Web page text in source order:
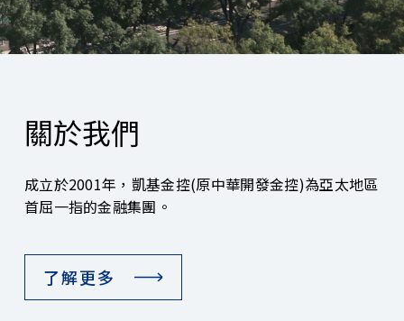
關於我們
成立於2001年，凱基金控(原中華開發金控)為亞太地區
首屈一指的金融集團。
了解更多